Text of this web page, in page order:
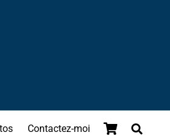
Contactez-moi